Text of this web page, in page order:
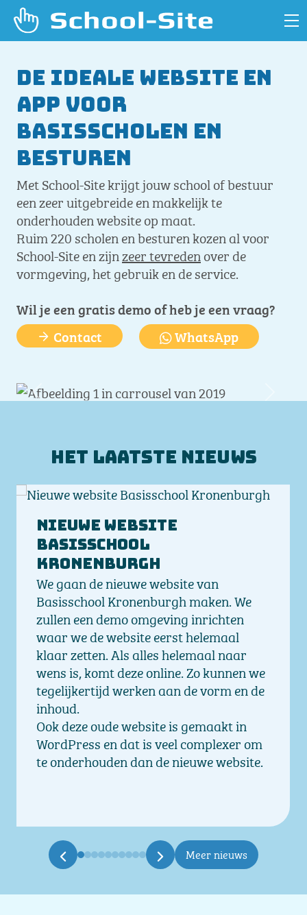
De ideale website en
app voor
basisscholen en
besturen
Met School-Site krijgt jouw school of bestuur
een zeer uitgebreide en makkelijk te
onderhouden website op maat.
Ruim 220 scholen en besturen kozen al voor
School-Site en zijnzeer tevredenover de
vormgeving, het gebruik en de service.
Wil je een gratis demo of heb je een vraag?
Contact
WhatsApp
Vorige
Het laatste nieuws
Nieuwe website
Basisschool
Kronenburgh
We gaan de nieuwe website van
Basisschool Kronenburgh maken. We
zullen een demo omgeving inrichten
waar we de website eerst helemaal
klaar zetten. Als alles helemaal naar
wens is, komt deze online. Zo kunnen we
tegelijkertijd werken aan de vorm en de
inhoud.
Ook deze oude website is gemaakt in
WordPress en dat is veel complexer om
te onderhouden dan de nieuwe website.
Meer nieuws